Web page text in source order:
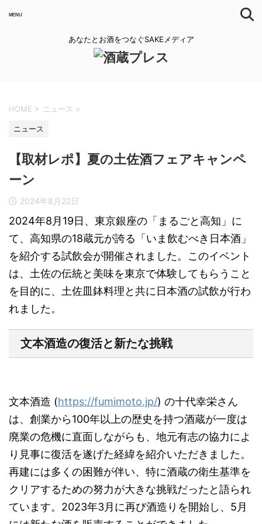
あなたとお酒をつなぐSAKEメディア
HOME > ニュース >
ニュース
【取材レポ】夏の土佐酒フェアキャンペ
ーン
2024年8月22日
2024年8月19日、東京銀座の「まるごと高知」に
て、高知県の18蔵元が誇る「いま飲むべき日本酒」
を紹介する試飲会が開催されました。このイベント
は、土佐の伝統と美味を東京で体験してもらうこと
を目的に、土佐皿鉢料理と共に日本酒の試飲が行わ
れました。
文本酒造の復活と新たな挑戦
文本酒造 (https://fumimoto.jp/) の十代幸栄さん
は、創業から100年以上の歴史を持つ酒蔵が一度は
廃業の危機に直面しながらも、地元有志の協力によ
り見事に復活を遂げた経緯を紹介いただきました。
再建には多くの困難が伴い、特に酒蔵の衛生基準を
クリアするための努力が大きな挑戦だったと語られ
ています。2023年3月に再び酒造りを開始し、5月